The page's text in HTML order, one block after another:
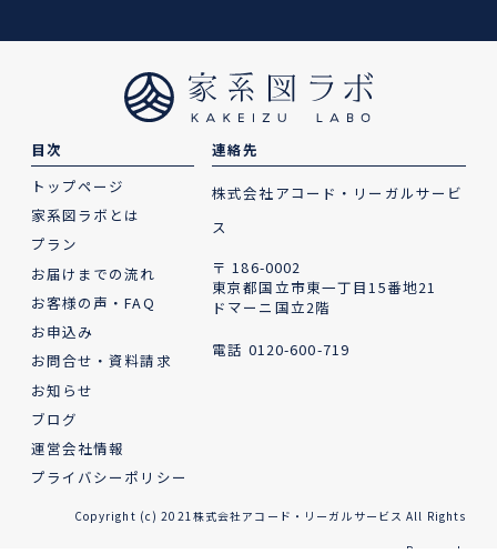
目次
トップページ
家系図ラボとは
プラン
お届けまでの流れ
お客様の声・FAQ
お申込み
お問合せ・資料請求
お知らせ
ブログ
運営会社情報
プライバシーポリシー
連絡先
株式会社アコード・リーガルサービ
ス
〒 186-0002
東京都国立市東一丁目15番地21
ドマーニ国立2階
電話 0120-600-719
Copyright (c) 2021株式会社アコード・リーガルサービス All Rights
Reserved.